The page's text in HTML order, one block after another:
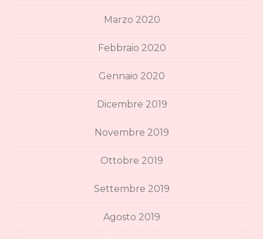
Marzo 2020
Febbraio 2020
Gennaio 2020
Dicembre 2019
Novembre 2019
Ottobre 2019
Settembre 2019
Agosto 2019